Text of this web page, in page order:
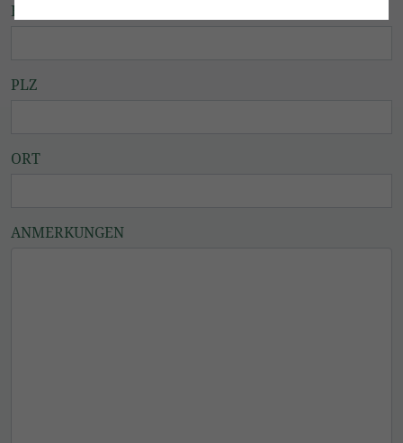
HAUSNUMMER
PLZ
ORT
ANMERKUNGEN